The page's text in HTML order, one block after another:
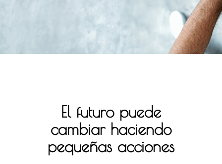
El futuro puede
cambiar haciendo
pequeñas acciones